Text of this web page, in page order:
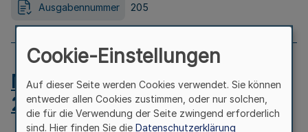
Ausgabennummer 205
MB.NRW 2026 Nr. 204 vom
24.07.2026
Cookie-Einstellungen
Auf dieser Seite werden Cookies verwendet. Sie können
entweder allen Cookies zustimmen, oder nur solchen,
die für die Verwendung der Seite zwingend erforderlich
sind. Hier finden Sie die Datenschutzerklärung